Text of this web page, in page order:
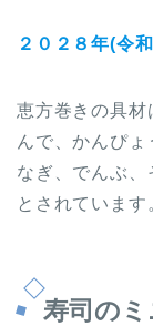
２０２８年(令
恵方巻きの具材
んで、かんぴょ
なぎ、でんぶ、
とされています
寿司のミ